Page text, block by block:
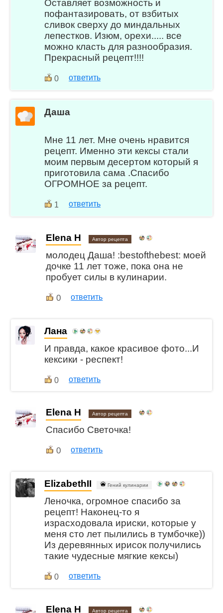
Оставляет возможность и
пофантазировать, от взбитых
сливок сверху до миндальных
лепестков. Изюм, орехи..... все
можно класть для разнообразия.
Прекрасный рецепт!!!!
0 ответить
Даша
Мне 11 лет. Мне очень нравится
рецепт. Именно эти кексы стали
моим первым десертом который я
приготовила сама .Спасибо
ОГРОМНОЕ за рецепт.
1 ответить
Elena H Автор рецепта
молодец Даша! :bestofthebest: моей
дочке 11 лет тоже, пока она не
пробует силы в кулинарии.
0 ответить
Лана
И правда, какое красивое фото...И
кексики - респект!
0 ответить
Elena H Автор рецепта
Спасибо Светочка!
0 ответить
ElizabethII Гений кулинарии
Леночка, огромное спасибо за
рецепт! Наконец-то я
израсходовала ириски, которые у
меня сто лет пылились в тумбочке))
Из деревянных ирисок получились
такие чудесные мягкие кексы)
0 ответить
Elena H Автор рецепта